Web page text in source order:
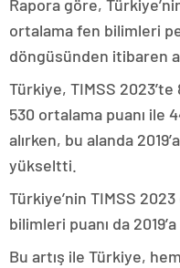
Rapora göre,
ortalama fen bilimleri
döngüsünden itibaren
Türkiye, TIMSS 2023’te
530 ortalama puanı ile
alırken, bu alanda
yükseltti.
Türkiye’nin TIMSS
bilimleri puanı da
Bu artış ile Türkiye,